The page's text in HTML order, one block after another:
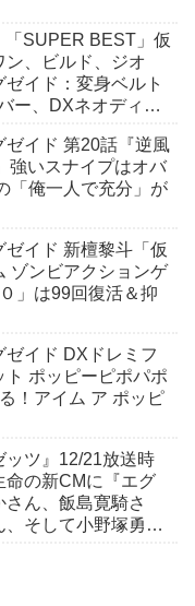
「SUPER BEST」仮
ン、ビルド、ジオ
イド：変身ベルト
ー、DXネオディケ
ゼイド 第20話『逆風
強いスナイプはオバ
「俺一人で充分」が
ゼイド 新檀黎斗「仮
ゾンビアクションゲ
」は99回復活＆抑
イド DXドレミフ
ト ポッピーピポパポ
！アイム ア ポッピ
ッツ』12/21放送時
命の新CMに『エグ
ん、飯島寛騎さ
、そして小野塚勇人